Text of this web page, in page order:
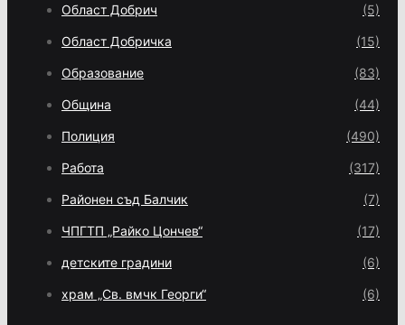
Област Добрич (5)
Област Добричка (15)
Образование (83)
Община (44)
Полиция (490)
Работа (317)
Районен съд Балчик (7)
ЧПГТП „Райко Цончев“ (17)
детските градини (6)
храм „Св. вмчк Георги“ (6)